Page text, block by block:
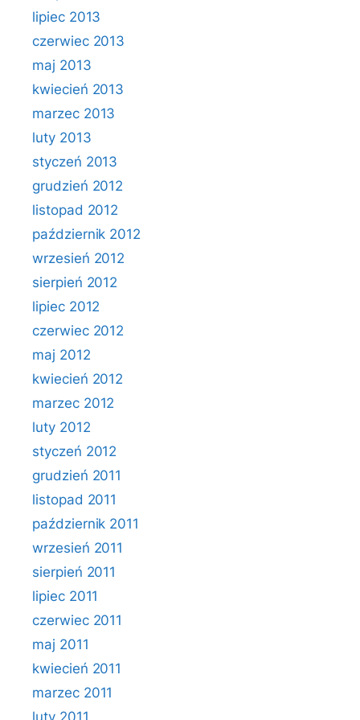
lipiec 2013
czerwiec 2013
maj 2013
kwiecień 2013
marzec 2013
luty 2013
styczeń 2013
grudzień 2012
listopad 2012
październik 2012
wrzesień 2012
sierpień 2012
lipiec 2012
czerwiec 2012
maj 2012
kwiecień 2012
marzec 2012
luty 2012
styczeń 2012
grudzień 2011
listopad 2011
październik 2011
wrzesień 2011
sierpień 2011
lipiec 2011
czerwiec 2011
maj 2011
kwiecień 2011
marzec 2011
luty 2011